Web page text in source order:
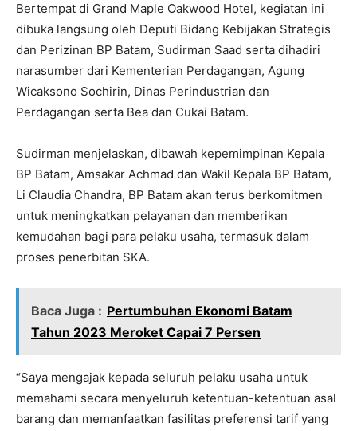
Bertempat di Grand Maple Oakwood Hotel, kegiatan ini
dibuka langsung oleh Deputi Bidang Kebijakan Strategis
dan Perizinan BP Batam, Sudirman Saad serta dihadiri
narasumber dari Kementerian Perdagangan, Agung
Wicaksono Sochirin, Dinas Perindustrian dan
Perdagangan serta Bea dan Cukai Batam.
Sudirman menjelaskan, dibawah kepemimpinan Kepala
BP Batam, Amsakar Achmad dan Wakil Kepala BP Batam,
Li Claudia Chandra, BP Batam akan terus berkomitmen
untuk meningkatkan pelayanan dan memberikan
kemudahan bagi para pelaku usaha, termasuk dalam
proses penerbitan SKA.
Baca Juga : Pertumbuhan Ekonomi Batam
Tahun 2023 Meroket Capai 7 Persen
“Saya mengajak kepada seluruh pelaku usaha untuk
memahami secara menyeluruh ketentuan-ketentuan asal
barang dan memanfaatkan fasilitas preferensi tarif yang